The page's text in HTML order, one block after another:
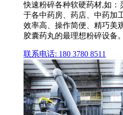
快速粉碎各种软硬药材,如：
于各中药房、药店、中药加
效率高、操作简便、精巧美
胶囊药丸的最理想粉碎设备。
联系电话: 180 3780 8511